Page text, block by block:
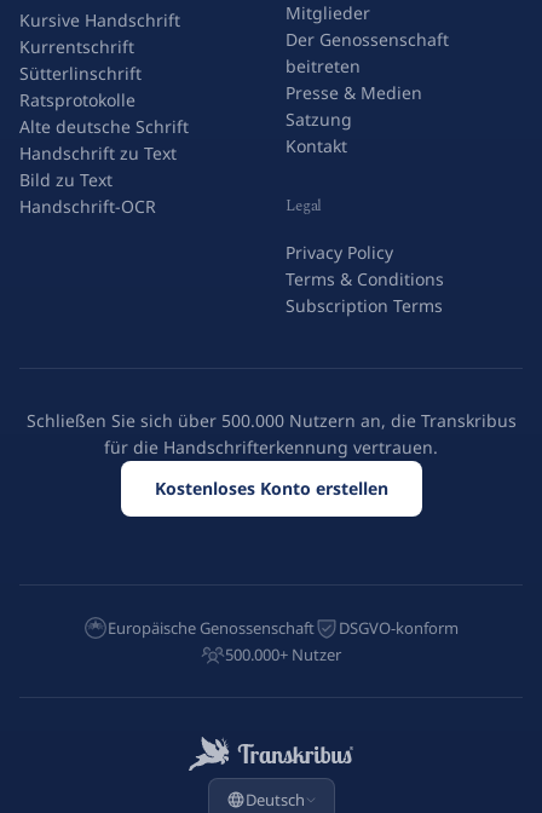
Kursive Handschrift
Kurrentschrift
Sütterlinschrift
Ratsprotokolle
Alte deutsche Schrift
Handschrift zu Text
Bild zu Text
Handschrift-OCR
Mitglieder
Der Genossenschaft
beitreten
Presse & Medien
Satzung
Kontakt
Legal
Privacy Policy
Terms & Conditions
Subscription Terms
Schließen Sie sich über 500.000 Nutzern an, die Transkribus
für die Handschrifterkennung vertrauen.
Kostenloses Konto erstellen
Europäische Genossenschaft
DSGVO-konform
500.000+ Nutzer
Deutsch